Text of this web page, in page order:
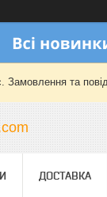
Замовлення та
ДОСТАВКА